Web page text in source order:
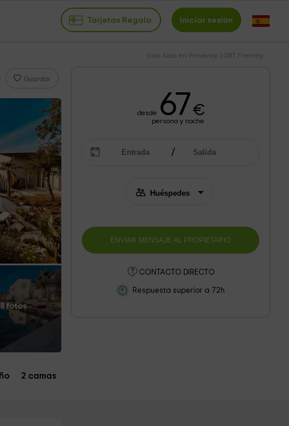
Tarjetas Regalo Iniciar sesión
Villa Alba en Provence LGBT Friendly
Guardar
fotos
desde 67€
persona y noche
CONTACTO DIRECTO
Respuesta superior a 72h
2 camas